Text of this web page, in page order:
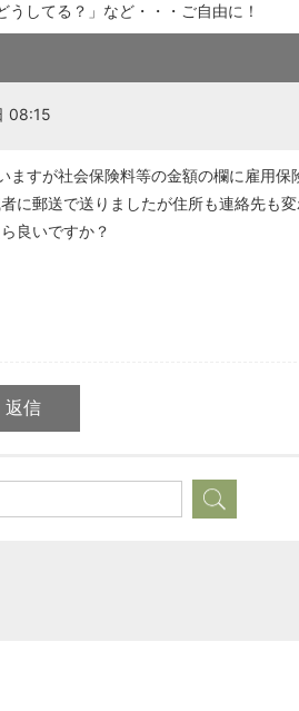
してる？」など・・・ご自由に！
08:15
すが社会保険料等の金額の欄に雇用保
に郵送で送りましたが住所も連絡先も変
良いですか？
返信